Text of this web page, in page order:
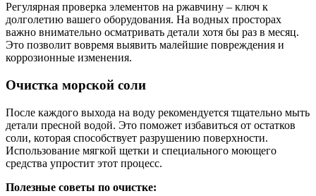
Регулярная проверка элементов на ржавчину – ключ к
долголетию вашего оборудования. На водных просторах
важно внимательно осматривать детали хотя бы раз в месяц.
Это позволит вовремя выявить малейшие повреждения и
коррозионные изменения.
Очистка морской соли
После каждого выхода на воду рекомендуется тщательно мыть
детали пресной водой. Это поможет избавиться от остатков
соли, которая способствует разрушению поверхности.
Использование мягкой щетки и специального моющего
средства упростит этот процесс.
Полезные советы по очистке: